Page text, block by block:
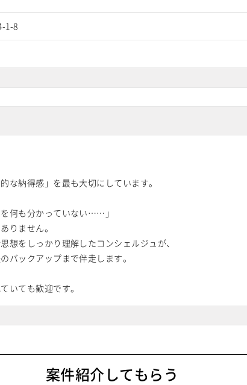
1-8
な納得感」を最も大切にしています。
何も分かっていない……」
りません。
想をしっかり理解したコンシェルジュが、
バックアップまで伴走します。
いても歓迎です。
案件紹介してもらう